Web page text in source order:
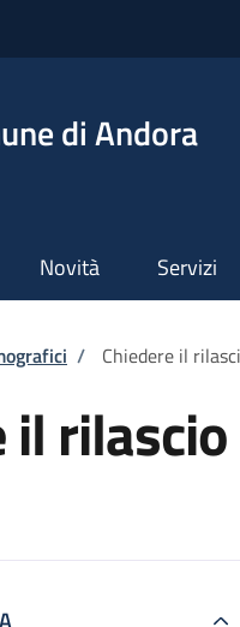
di Andora
Novità Servizi
pane
/ Chiedere il
il